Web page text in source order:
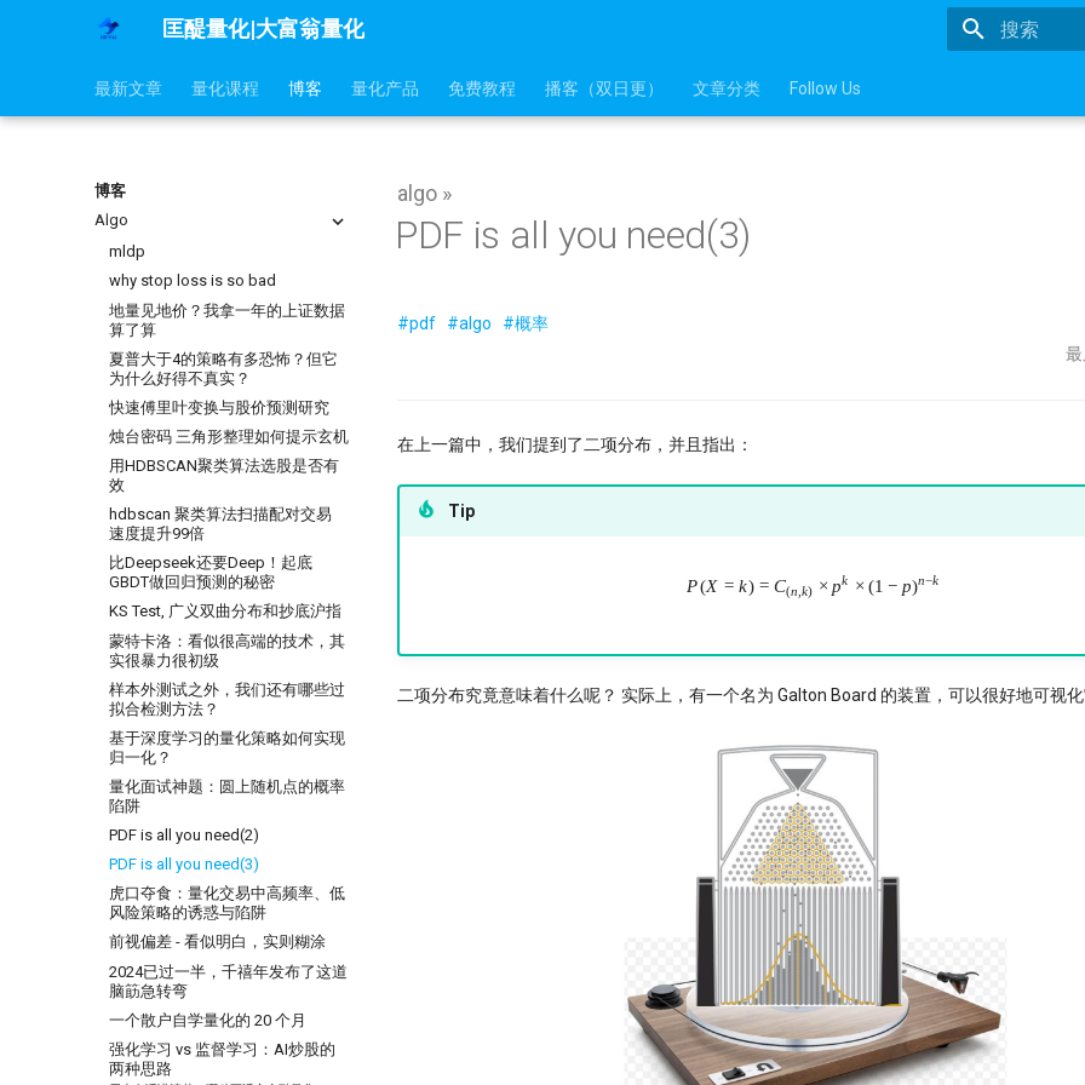
匡醍量化|大富翁量化
最新文章 量化课程 博客 量化产品 免费教程 播客（双日更） 文章分类 Follow Us
博客
Algo
mldp
why stop loss is so bad
地量见地价？我拿一年的上证数据
算了算
夏普大于4的策略有多恐怖？但它
为什么好得不真实？
快速傅里叶变换与股价预测研究
烛台密码 三角形整理如何提示玄机
用HDBSCAN聚类算法选股是否有
效
hdbscan 聚类算法扫描配对交易
速度提升99倍
比Deepseek还要Deep！起底
GBDT做回归预测的秘密
KS Test, 广义双曲分布和抄底沪指
蒙特卡洛：看似很高端的技术，其
实很暴力很初级
样本外测试之外，我们还有哪些过
拟合检测方法？
基于深度学习的量化策略如何实现
归一化？
量化面试神题：圆上随机点的概率
陷阱
PDF is all you need(2)
PDF is all you need(3)
虎口夺食：量化交易中高频率、低
风险策略的诱惑与陷阱
前视偏差 - 看似明白，实则糊涂
2024已过一半，千禧年发布了这道
脑筯急转弯
一个散户自学量化的 20 个月
强化学习 vs 监督学习：AI炒股的
两种思路
algo »
PDF is all you need(3)
#pdf #algo #概率
在上一篇中，我们提到了二项分布，并且指出：
Tip
P(X=k) = C_{(n,k)} \times p^k
P(X = k) = C(n ,k) × pk × (1 − p)n−k
二项分布究竟意味着什么呢？ 实际上，有一个名为 Galton Board 的装置，可以很好地可视化